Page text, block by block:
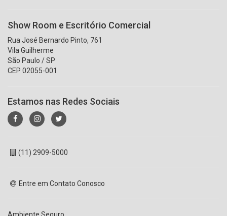
Show Room e Escritório Comercial
Rua José Bernardo Pinto, 761
Vila Guilherme
São Paulo / SP
CEP 02055-001
Estamos nas Redes Sociais
(11) 2909-5000
Entre em Contato Conosco